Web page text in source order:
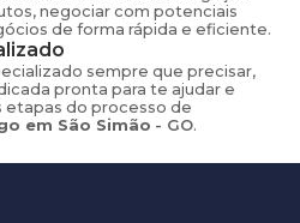
negociar com potenciais
de forma rápida e eficiente.
sempre que precisar,
pronta para te ajudar e
etapas do processo de
em São Simão - GO.